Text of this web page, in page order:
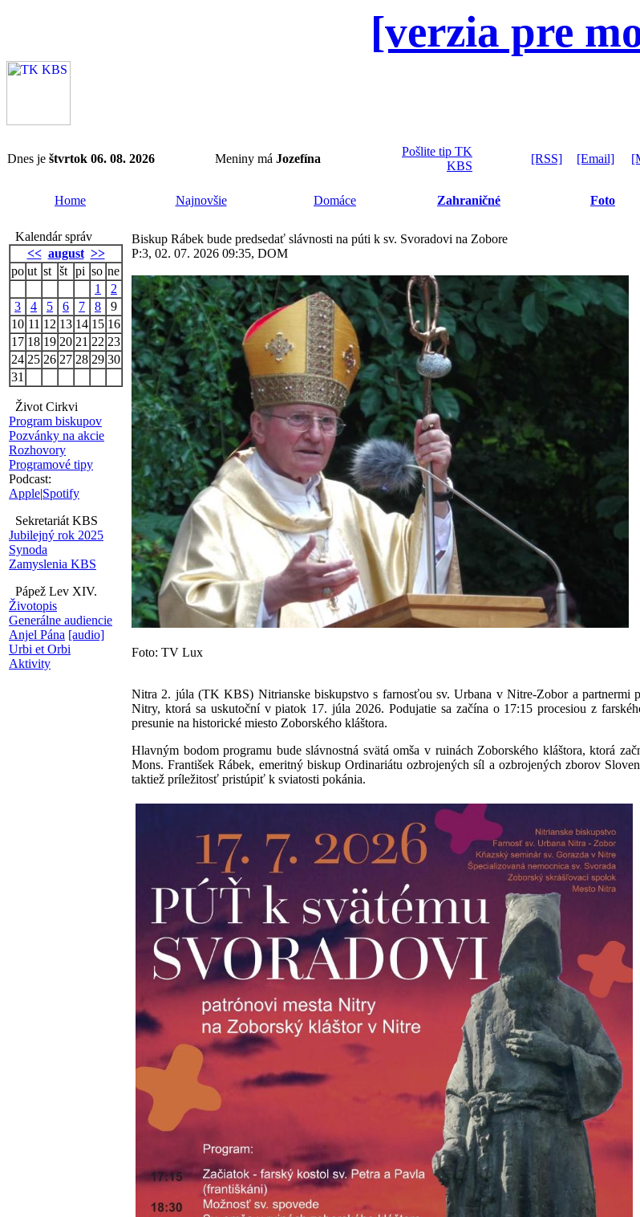
[verzia pre
Dnes je štvrtok 06. 08. 2026 Meniny má Jozefína
Pošlite tip TK
KBS
[RSS] [Email]
Home Najnovšie Domáce Zahraničné Foto
Kalendár správ
<< august >>
po ut st št pi so ne
1
2
3
4 5 6 7 8
9
10 11 12 13 14 15 16
17 18 19 20 21 22 23
24 25 26 27 28 29 30
31
Život Cirkvi
Program biskupov
Pozvánky na akcie
Rozhovory
Programové tipy
Podcast:
Apple|Spotify
Sekretariát KBS
Jubilejný rok 2025
Synoda
Zamyslenia KBS
Pápež Lev XIV.
Životopis
Generálne audiencie
Anjel Pána [audio]
Urbi et Orbi
Aktivity
Biskup Rábek bude predsedať slávnosti na púti k sv. Svoradovi na Zobore
P:3, 02. 07. 2026 09:35, DOM
Foto: TV Lux
Nitra 2. júla (TK KBS) Nitrianske biskupstvo s farnosťou sv. Urbana v Nitre-Zobor a partnermi
Nitry, ktorá sa uskutoční v piatok 17. júla 2026. Podujatie sa začína o 17:15 procesiou z
presunie na historické miesto Zoborského kláštora.
Hlavným bodom programu bude slávnostná svätá omša v ruinách Zoborského kláštora, ktorá
Mons. František Rábek, emeritný biskup Ordinariátu ozbrojených síl a ozbrojených zborov
taktiež príležitosť pristúpiť k sviatosti pokánia.